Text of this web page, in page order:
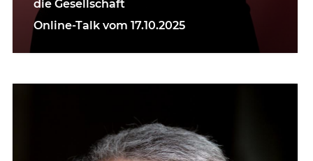
die Gesellschaft
Online-Talk vom 17.10.2025